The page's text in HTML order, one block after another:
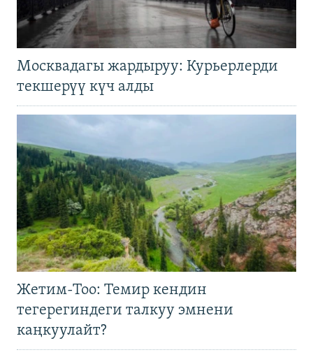
Москвадагы жардыруу: Курьерлерди
текшерүү күч алды
Жетим-Тоо: Темир кендин
тегерегиндеги талкуу эмнени
каңкуулайт?